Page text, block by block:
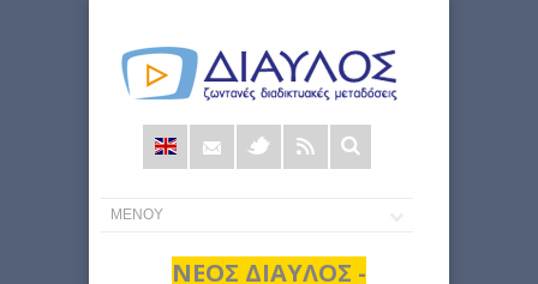
Φόρμα
αναζήτησης
ΝΕΟΣ ΔΙΑΥΛΟΣ -